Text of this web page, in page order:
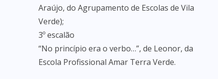
Araújo, do Agrupamento de Escolas de Vila
Verde);
3º escalão
“No princípio era o verbo…”, de Leonor, da
Escola Profissional Amar Terra Verde.